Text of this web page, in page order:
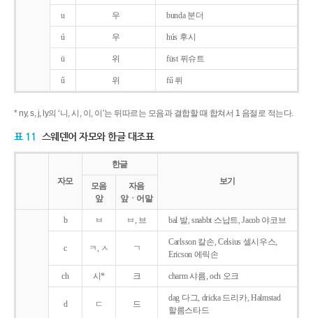
u 우 bunda 분더
ú 우 hús 후시
ü 위 füst 퓌슈트
ű 위 fű 퓌
* ny, s, j, ly의 ‘니, 시, 이, 이’는 뒤따르는 모음과 결합할 때 합쳐서 1 음절로 적는다.
표 11 스웨덴어 자모와 한글 대조표
자모
한글
보기
모음
앞
자음
앞ㆍ어말
b ㅂ ㅂ, 브 bal 발, snabbt 스납트, Jacob 야코브
c ㅋ, ㅅ ㄱ
Carlsson 칼손, Celsius 셀시우스,
Ericson 에릭손
ch 시* 크 charm 샤름, och 오크
d ㄷ 드
dag 다그, dricka 드리카, Halmstad
할름스타드